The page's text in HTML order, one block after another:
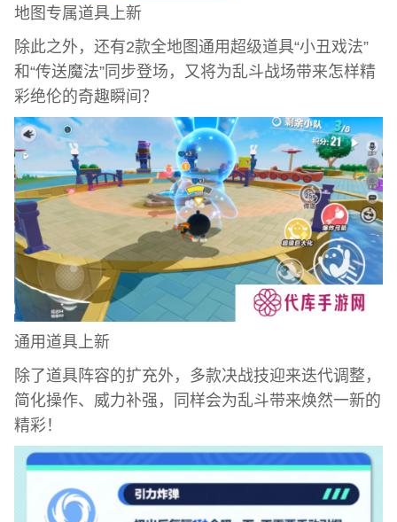
地图专属道具上新
除此之外，还有2款全地图通用超级道具“小丑戏法”
和“传送魔法”同步登场，又将为乱斗战场带来怎样精
彩绝伦的奇趣瞬间？
通用道具上新
除了道具阵容的扩充外，多款决战技迎来迭代调整，
简化操作、威力补强，同样会为乱斗带来焕然一新的
精彩！